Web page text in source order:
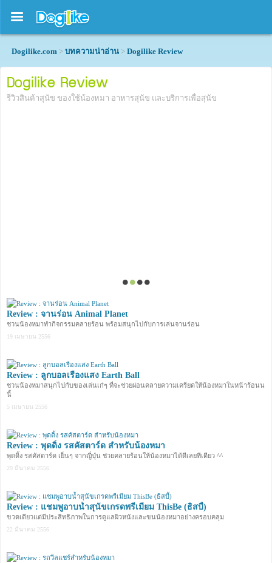
Dogilike.com > บทความน่าอ่าน > Dogilike Review
Dogilike Review
รีวิวสินค้าสุนัข ของใช้น้องหมา อาหารสุนัข และบริการเพื่อสุนัข
Review : จานร่อน Animal Planet
ชวนน้องหมาทำกิจกรรมคลายร้อน พร้อมสนุกไปกับการเล่นจานร่อน
19 เมษายน 2556
Review : ลูกบอลเรืองแสง Earth Ball
ชวนน้องหมาสนุกไปกับของเล่นเก๋ๆ ที่จะช่วยผ่อนคลายความเครียดให้น้องหมาในหน้าร้อนน
นี้
5 เมษายน 2556
Review : พุดดิ้ง รสคัสตาร์ด สำหรับน้องหมา
พุดดิ้ง รสคัสตาร์ด เย็นๆ จากญี่ปุ่น ช่วยคลายร้อนให้น้องหมาได้ดีเลยทีเดียว ^^
29 มีนาคม 2556
Review : แชมพูอาบน้ำสุนัขเกรดพรีเมียม ThisBe (ธิสบี้)
ขวดเดียวแต่มีประสิทธิภาพในการดูแลผิวหนังและขนน้องหมาอย่างครอบคลุม
22 มีนาคม 2556